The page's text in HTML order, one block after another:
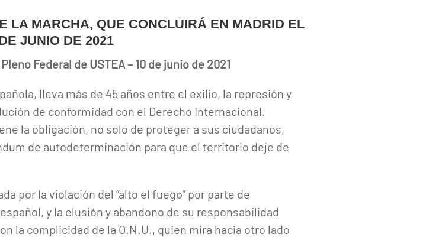
LA MARCHA, QUE CONCLUIRÁ EN MADRID EL
JUNIO DE 2021
Federal de USTEA – 10 de junio de 2021
lleva más de 45 años entre el exilio, la represión y
de conformidad con el Derecho Internacional.
la obligación, no solo de proteger a sus ciudadanos,
de autodeterminación para que el territorio deje de
por la violación del “alto el fuego” por parte de
y la elusión y abandono de su responsabilidad
la complicidad de la O.N.U., quien mira hacia otro lado